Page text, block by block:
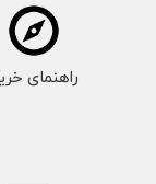
راهنمای